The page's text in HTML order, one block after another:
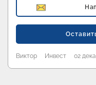
Виктор Инвест 02